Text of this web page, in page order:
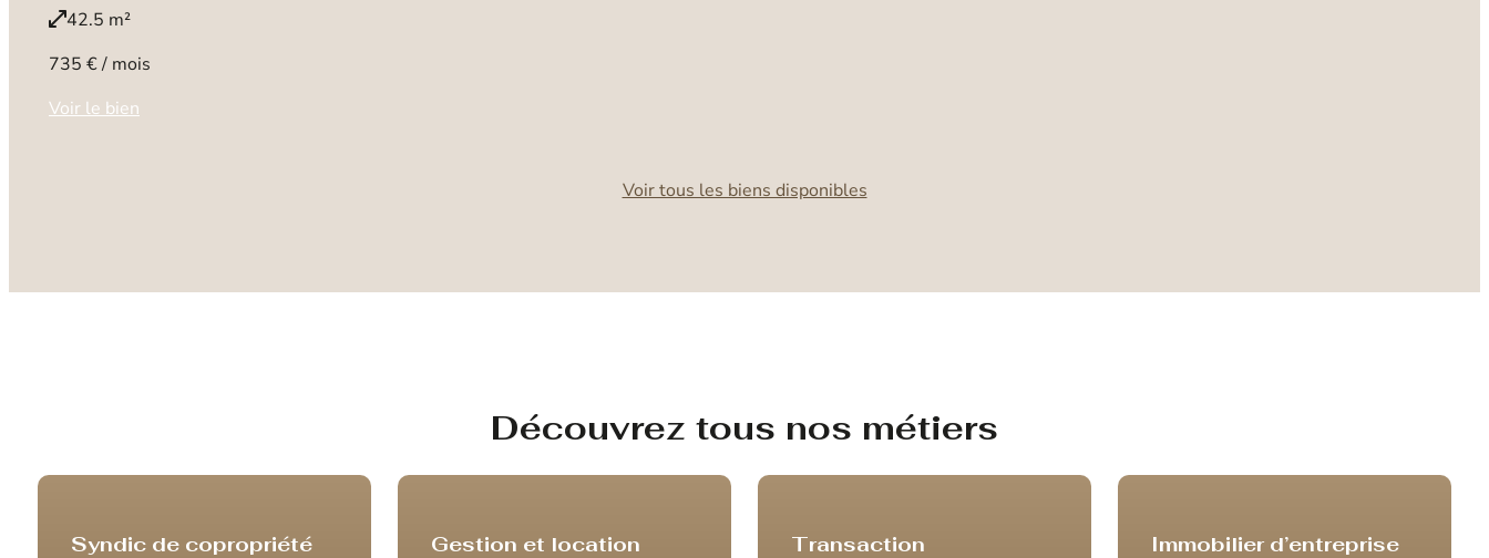
42.5 m²
735 € / mois
Voir le bien
Voir tous les biens disponibles
Découvrez tous nos métiers
Syndic de copropriété Gestion et location Transaction Immobilier d’entreprise